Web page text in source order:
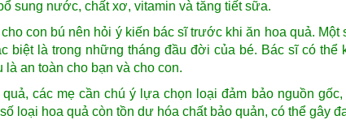
sung nước, chất xơ, vitamin và tăng tiết sữa.
con bú nên hỏi ý kiến bác sĩ trước khi ăn hoa quả.
biệt là trong những tháng đầu đời của bé. Bác sĩ có
là an toàn cho bạn và cho con.
các mẹ cần chú ý lựa chọn loại đảm bảo nguồn
loại hoa quả còn tồn dư hóa chất bảo quản, có thể gây